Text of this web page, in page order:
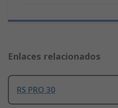
Enlaces relacionados
RS PRO 30